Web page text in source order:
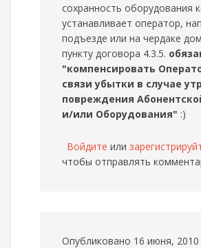
сохранность оборудования
устанавливает оператор,
подъезде или на чердаке
пункту договора 4.3.5.
"компенсировать
связи убытки в случае
повреждения
и/или Оборудования" :)
Войдите или
чтобы отправлять
Опубликовано 16 июня, 2010